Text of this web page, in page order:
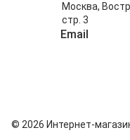
Москва,
стр. 3
Email
© 2026 Интернет-